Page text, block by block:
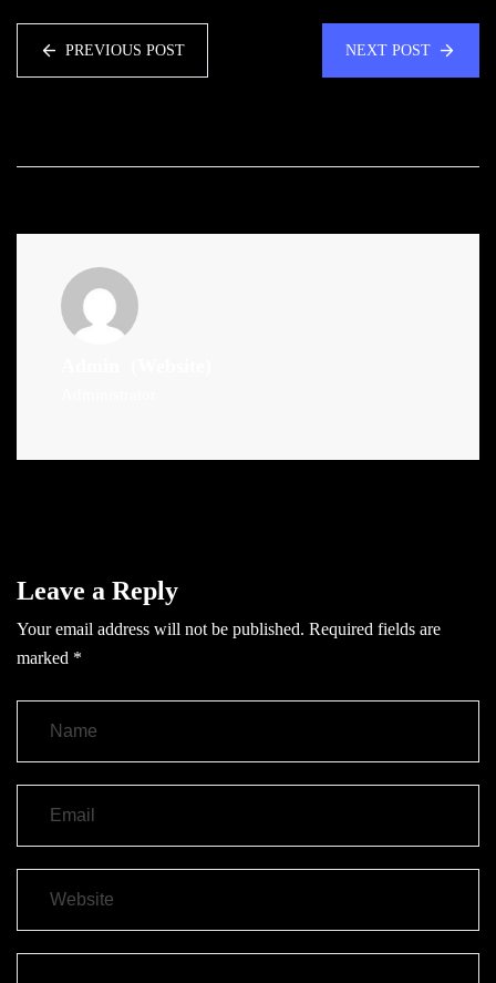
PREVIOUS POST NEXT POST
Leave a Reply
Your email address will not be published. Required fields are
marked *